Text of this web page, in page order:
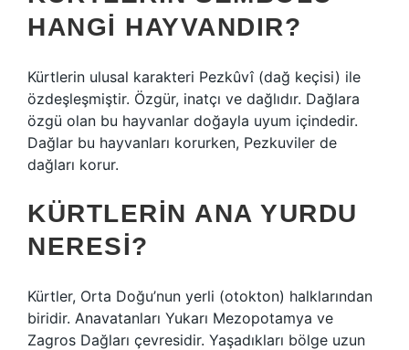
HANGI HAYVANDIR?
Kürtlerin ulusal karakteri Pezkûvî (dağ keçisi) ile
özdeşleşmiştir. Özgür, inatçı ve dağlıdır. Dağlara
özgü olan bu hayvanlar doğayla uyum içindedir.
Dağlar bu hayvanları korurken, Pezkuviler de
dağları korur.
KÜRTLERIN ANA YURDU
NERESI?
Kürtler, Orta Doğu’nun yerli (otokton) halklarından
biridir. Anavatanları Yukarı Mezopotamya ve
Zagros Dağları çevresidir. Yaşadıkları bölge uzun